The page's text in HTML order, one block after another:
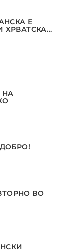
Е
ХРВАТСКА
НА
ВО